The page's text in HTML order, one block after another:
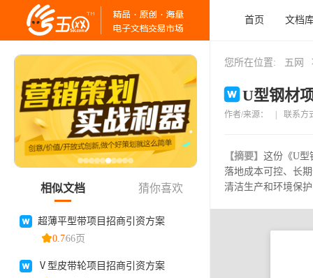
首页 文档
您所在位置: 五网
U型钢材
作者/来源： 联系方
【摘要】 这份《U型
落地成本可控、长
清洁生产和环境保